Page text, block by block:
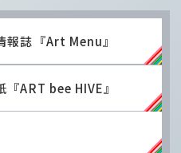
報誌『Art Menu』
ART bee HIVE』